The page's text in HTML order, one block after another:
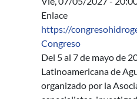
Enlace
https://
Congreso
Del 5 al 7 de mayo de
Latinoamericana de
organizado por la